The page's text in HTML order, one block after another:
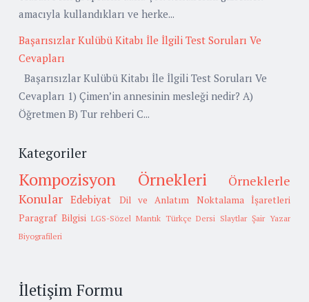
amacıyla kullandıkları ve herke...
Başarısızlar Kulübü Kitabı İle İlgili Test Soruları Ve
Cevapları
Başarısızlar Kulübü Kitabı İle İlgili Test Soruları Ve
Cevapları 1) Çimen’in annesinin mesleği nedir? A)
Öğretmen B) Tur rehberi C...
Kategoriler
Kompozisyon Örnekleri
Örneklerle
Konular Edebiyat Dil ve Anlatım
Noktalama İşaretleri
Paragraf Bilgisi LGS-Sözel Mantık Türkçe Dersi Slaytlar Şair Yazar
Biyografileri
İletişim Formu